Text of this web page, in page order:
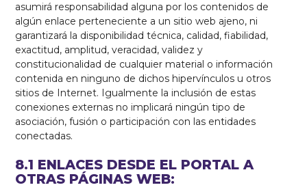
asumirá responsabilidad alguna por los contenidos de
algún enlace perteneciente a un sitio web ajeno, ni
garantizará la disponibilidad técnica, calidad, fiabilidad,
exactitud, amplitud, veracidad, validez y
constitucionalidad de cualquier material o información
contenida en ninguno de dichos hipervínculos u otros
sitios de Internet. Igualmente la inclusión de estas
conexiones externas no implicará ningún tipo de
asociación, fusión o participación con las entidades
conectadas.
8.1 ENLACES DESDE EL PORTAL A
OTRAS PÁGINAS WEB: